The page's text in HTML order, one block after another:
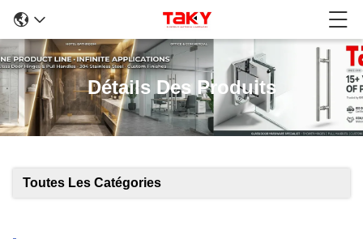
Détails Des Produits
Toutes Les Catégories